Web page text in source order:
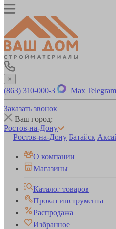
×
(863) 310-000-3 Max Telegram
Заказать звонок
Ваш город:
Ростов-на-Дону
Ростов-на-Дону Батайск
О компании
Магазины
Каталог товаров
Прокат инструмента
Распродажа
Избранное